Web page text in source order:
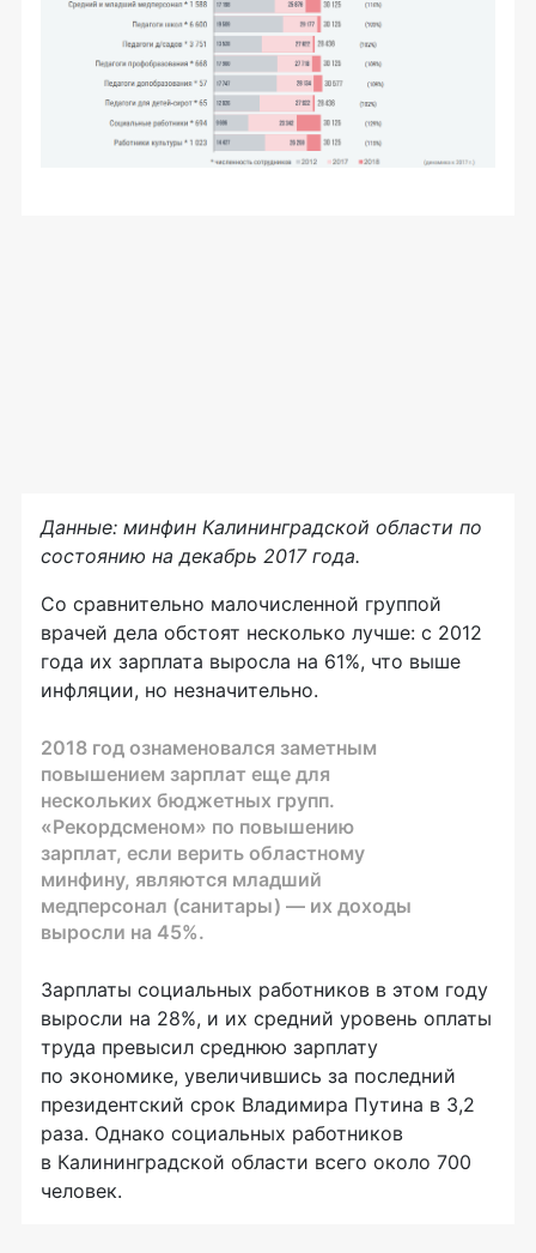
Данные: минфин Калининградской области по
состоянию на декабрь 2017 года.
Со сравнительно малочисленной группой
врачей дела обстоят несколько лучше: с 2012
года их зарплата выросла на 61%, что выше
инфляции, но незначительно.
2018 год ознаменовался заметным
повышением зарплат еще для
нескольких бюджетных групп.
«Рекордсменом» по повышению
зарплат, если верить областному
минфину, являются младший
медперсонал (санитары) — их доходы
выросли на 45%.
Зарплаты социальных работников в этом году
выросли на 28%, и их средний уровень оплаты
труда превысил среднюю зарплату
по экономике, увеличившись за последний
президентский срок Владимира Путина в 3,2
раза. Однако социальных работников
в Калининградской области всего около 700
человек.